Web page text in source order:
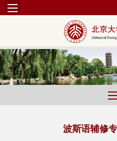
波斯语辅修